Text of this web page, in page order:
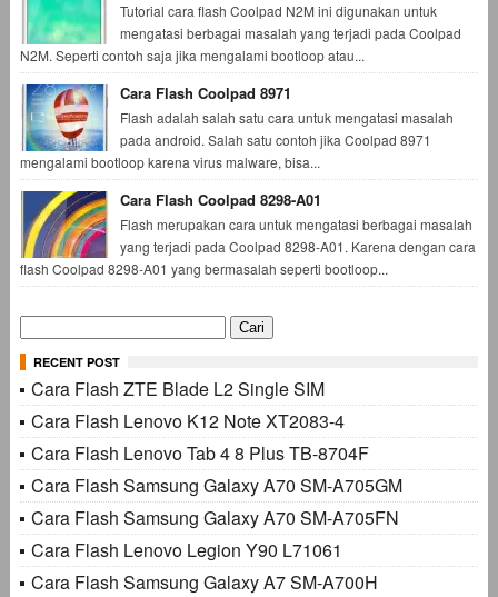
Tutorial cara flash Coolpad N2M ini digunakan untuk
mengatasi berbagai masalah yang terjadi pada Coolpad
N2M. Seperti contoh saja jika mengalami bootloop atau...
Cara Flash Coolpad 8971
Flash adalah salah satu cara untuk mengatasi masalah
pada android. Salah satu contoh jika Coolpad 8971
mengalami bootloop karena virus malware, bisa...
Cara Flash Coolpad 8298-A01
Flash merupakan cara untuk mengatasi berbagai masalah
yang terjadi pada Coolpad 8298-A01. Karena dengan cara
flash Coolpad 8298-A01 yang bermasalah seperti bootloop...
Cari
untuk:
RECENT POST
Cara Flash ZTE Blade L2 Single SIM
Cara Flash Lenovo K12 Note XT2083-4
Cara Flash Lenovo Tab 4 8 Plus TB-8704F
Cara Flash Samsung Galaxy A70 SM-A705GM
Cara Flash Samsung Galaxy A70 SM-A705FN
Cara Flash Lenovo Legion Y90 L71061
Cara Flash Samsung Galaxy A7 SM-A700H